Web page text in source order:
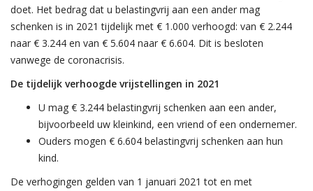
doet. Het bedrag dat u belastingvrij aan een ander mag
schenken is in 2021 tijdelijk met € 1.000 verhoogd: van € 2.244
naar € 3.244 en van € 5.604 naar € 6.604. Dit is besloten
vanwege de coronacrisis.
De tijdelijk verhoogde vrijstellingen in 2021
U mag € 3.244 belastingvrij schenken aan een ander,
bijvoorbeeld uw kleinkind, een vriend of een ondernemer.
Ouders mogen € 6.604 belastingvrij schenken aan hun
kind.
De verhogingen gelden van 1 januari 2021 tot en met